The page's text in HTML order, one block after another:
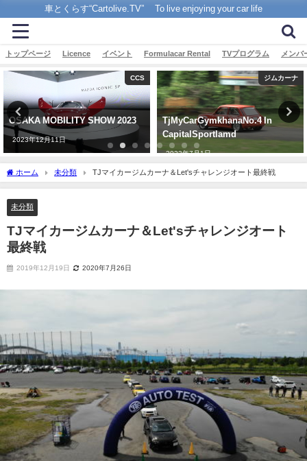
車とくらす“Cartolive.TV” To live enjoying your car life
トップページ Licence イベント Formulacar Rental TVプログラム メンバ
CCS
OSAKA MOBILITY SHOW 2023
2023年12月11日
ジムカーナ
TjMyCarGymkhanaNo.4 In
CapitalSportlamd
2023年7月1日
ホーム 未分類 TJマイカージムカーナ＆Let'sチャレンジオート最終戦
未分類
TJマイカージムカーナ＆Let'sチャレンジオート
最終戦
2019年12月19日 2020年7月26日